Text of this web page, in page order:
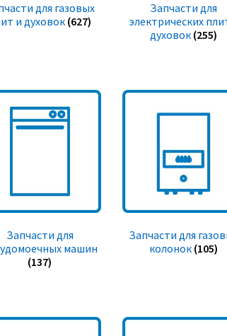
для газовых
и духовок (627)
Запчасти для
электрических
духовок (255)
Запчасти для
машин
(137)
Запчасти для
колонок (105)